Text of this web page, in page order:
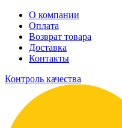
О компании
Оплата
Возврат товара
Доставка
Контакты
Контроль качества